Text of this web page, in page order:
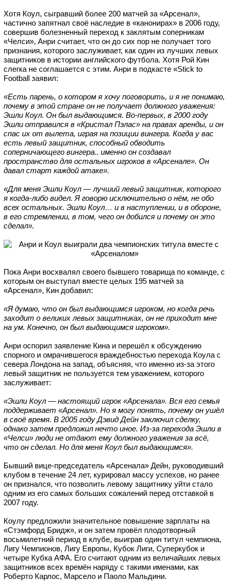
Хотя Коул, сыгравший более 200 матчей за «Арсенал»,
частично запятнал своё наследие в «канонирах» в 2006 году,
совершив болезненный переход к заклятым соперникам
«Челси», Анри считает, что он до сих пор не получает того
признания, которого заслуживает, как один из лучших левых
защитников в истории английского футбола. Хотя Рой Кин
слегка не соглашается с этим. Анри в подкасте «Stick to
Football заявил:
«Есть парень, о котором я хочу поговорить, и я не понимаю,
почему в этой стране он не получает должного уважения:
Эшли Коул. Он был выдающимся. Во-первых, в 2000 году
Эшли отправился в «Кристал Пэлас» на правах аренды, и он
спас их от вылета, играя на позиции вингера. Когда у вас
есть левый защитник, способный обводить
соперничающего вингера.. именно он создавал
пространство для остальных игроков в «Арсенале». Он
давал старт каждой атаке».
«Для меня Эшли Коул — лучший левый защитник, которого
я когда-либо видел. Я говорю исключительно о нём, не обо
всех остальных. Эшли Коул… и в наступлении, и в обороне,
в его стремлении, в том, чего он добился и почему он это
сделал».
Пока Анри восхвалял своего бывшего товарища по команде, с
которым он выступал вместе целых 195 матчей за
«Арсенал», Кин добавил:
«Я думаю, что он был выдающимся игроком, но когда речь
заходит о великих левых защитниках, он не приходит мне
на ум. Конечно, он был выдающимся игроком».
Анри оспорил заявление Кина и перешёл к обсуждению
спорного и омрачившегося враждебностью перехода Коула с
севера Лондона на запад, объясняя, что именно из-за этого
левый защитник не пользуется тем уважением, которого
заслуживает:
«Эшли Коул — настоящий игрок «Арсенала». Вся его семья
поддерживает «Арсенал». Но я могу понять, почему он ушёл
в своё время. В 2005 году Дэвид Дейн заключил сделку,
однако затем предложил нечто иное. Из-за перехода Эшли в
«Челси» люди не отдают ему должного уважения за всё,
что он сделал. Но для меня Коул был выдающимся».
Бывший вице-председатель «Арсенала» Дейн, руководивший
клубом в течение 24 лет, курировал массу успехов, но ранее
он признался, что позволить левому защитнику уйти стало
одним из его самых больших сожалений перед отставкой в
2007 году.
Коулу предложили значительное повышение зарплаты на
«Стэмфорд Бридж», и он затем провёл плодотворный
восьмилетний период в клубе, выиграв один титул чемпиона,
Лигу Чемпионов, Лигу Европы, Кубок Лиги, Суперкубок и
четыре Кубка АФА. Его считают одним из величайших левых
защитников всех времён наряду с такими именами, как
Роберто Карлос, Марсело и Паоло Мальдини.